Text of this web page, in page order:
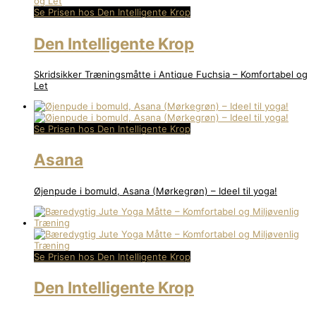
Se Prisen hos Den Intelligente Krop
Den Intelligente Krop
Skridsikker Træningsmåtte i Antique Fuchsia – Komfortabel og
Let
Se Prisen hos Den Intelligente Krop
Asana
Øjenpude i bomuld, Asana (Mørkegrøn) – Ideel til yoga!
Se Prisen hos Den Intelligente Krop
Den Intelligente Krop